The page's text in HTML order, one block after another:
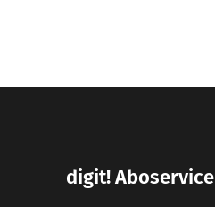
digit! Aboservice